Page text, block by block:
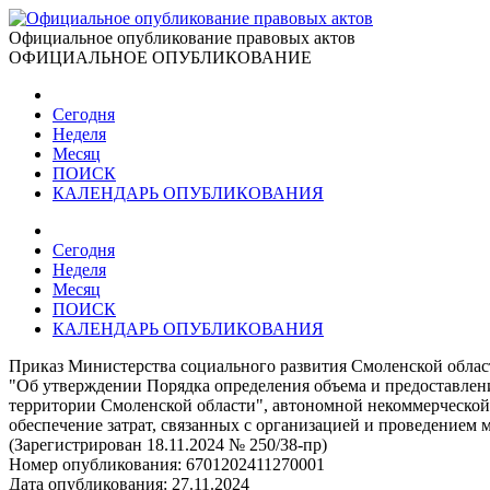
Официальное опубликование правовых актов
ОФИЦИАЛЬНОЕ ОПУБЛИКОВАНИЕ
Сегодня
Неделя
Месяц
ПОИСК
КАЛЕНДАРЬ ОПУБЛИКОВАНИЯ
Сегодня
Неделя
Месяц
ПОИСК
КАЛЕНДАРЬ ОПУБЛИКОВАНИЯ
Приказ Министерства социального развития Смоленской
"Об утверждении Порядка определения объема и
территории Смоленской области", автономной
обеспечение затрат, связанных с организацией и
(Зарегистрирован 18.11.2024 № 250/38-пр)
Номер опубликования: 6701202411270001
Дата опубликования: 27.11.2024